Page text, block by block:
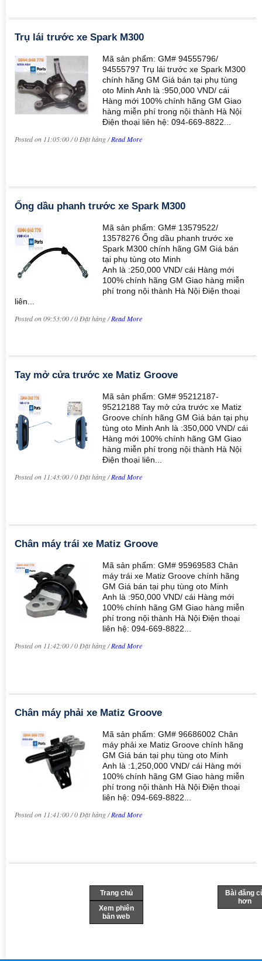
Trụ lái trước xe Spark M300
Mã sản phẩm: GM# 94555796/
94555797 Trụ lái trước xe Spark M300
chính hãng GM Giá bán tại phụ tùng
oto Minh Anh là :950,000 VND/ cái
Hàng mới 100% chính hãng GM Giao
hàng miễn phí trong nội thành Hà Nội
Điện thoại liên hệ: 094-669-8822...
Posted on 11:05:00 / 0 Đặt hàng /Read More
Ống dầu phanh trước xe Spark M300
Mã sản phẩm: GM# 13579522/
13578276 Ống dầu phanh trước xe
Spark M300 chính hãng GM Giá bán
tại phụ tùng oto Minh
Anh là :250,000 VND/ cái Hàng mới
100% chính hãng GM Giao hàng miễn
phí trong nội thành Hà Nội Điện thoại
liên...
Posted on 09:53:00 / 0 Đặt hàng /Read More
Tay mở cửa trước xe Matiz Groove
Mã sản phẩm: GM# 95212187-
95212188 Tay mở cửa trước xe Matiz
Groove chính hãng GM Giá bán tại phụ
tùng oto Minh Anh là :350,000 VND/ cái
Hàng mới 100% chính hãng GM Giao
hàng miễn phí trong nội thành Hà Nội
Điện thoại liên...
Posted on 11:43:00 / 0 Đặt hàng /Read More
Chân máy trái xe Matiz Groove
Mã sản phẩm: GM# 95969583 Chân
máy trái xe Matiz Groove chính hãng
GM Giá bán tại phụ tùng oto Minh
Anh là :950,000 VND/ cái Hàng mới
100% chính hãng GM Giao hàng miễn
phí trong nội thành Hà Nội Điện thoại
liên hệ: 094-669-8822...
Posted on 11:42:00 / 0 Đặt hàng /Read More
Chân máy phải xe Matiz Groove
Mã sản phẩm: GM# 96686002 Chân
máy phải xe Matiz Groove chính hãng
GM Giá bán tại phụ tùng oto Minh
Anh là :1,250,000 VND/ cái Hàng mới
100% chính hãng GM Giao hàng miễn
phí trong nội thành Hà Nội Điện thoại
liên hệ: 094-669-8822...
Posted on 11:41:00 / 0 Đặt hàng /Read More
Bài đăng
hơn
Trang chủ
Xem phiên
bản web